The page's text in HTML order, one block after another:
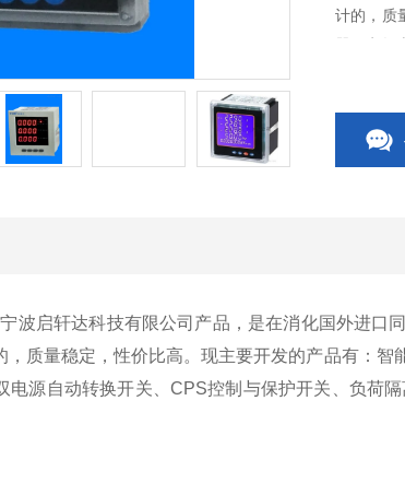
计的，质
器、电
波启轩达科技有限公司产品，是在消化国外进口
，质量稳定，性价比高。现主要开发的产品有：
电源自动转换开关、CPS控制与保护开关、负荷